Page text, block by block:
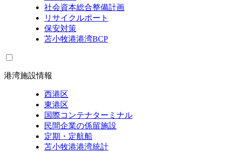
社会資本総合整備計画
リサイクルポート
保安対策
苫小牧港港湾BCP
港湾施設情報
西港区
東港区
国際コンテナターミナル
民間企業の係留施設
定期・定航船
苫小牧港港湾統計